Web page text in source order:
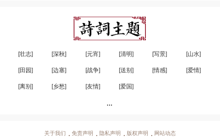
[壮志] [深秋] [元宵] [清明] [写景] [山水]
[田园] [边塞] [战争] [送别] [情感] [爱情]
[离别] [乡愁] [友情] [爱国]
...
关于我们 免责声明 隐私声明 版权声明 网站动态